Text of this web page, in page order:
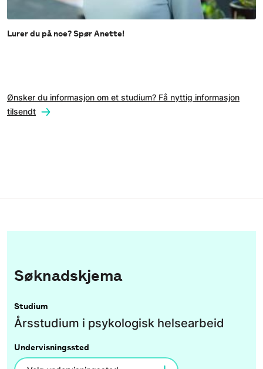
Lurer du på noe? Spør Anette!
Ønsker du informasjon om et studium? Få nyttig informasjon
tilsendt
Søknadskjema
Studium
Årsstudium i psykologisk helsearbeid
Undervisningssted